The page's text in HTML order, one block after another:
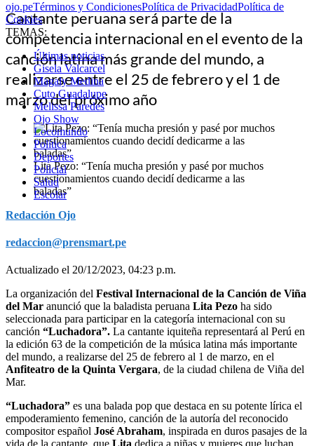
ojo.peTérminos y CondicionesPolítica de PrivacidadPolítica de
Cookies
TEMAS:
Últimas noticias
Gisela Valcarcel
Magaly Medina
Cuto Guadalupe
Melissa Paredes
Ojo Show
Locomundo
Política
Deportes
Policial
Salud
Escolar
Cantante peruana será parte de la
competencia internacional en el evento de la
canción latina más grande del mundo, a
realizarse entre el 25 de febrero y el 1 de
marzo del próximo año
Lita Pezo: “Tenía mucha presión y pasé por muchos
cuestionamientos cuando decidí dedicarme a las
baladas”
Redacción Ojo
redaccion@prensmart.pe
Actualizado el 20/12/2023, 04:23 p.m.
La organización del Festival Internacional de la Canción de Viña
del Mar anunció que la baladista peruana Lita Pezo ha sido
seleccionada para participar en la categoría internacional con su
canción “Luchadora”. La cantante iquiteña representará al Perú en
la edición 63 de la competición de la música latina más importante
del mundo, a realizarse del 25 de febrero al 1 de marzo, en el
Anfiteatro de la Quinta Vergara, de la ciudad chilena de Viña del
Mar.
“Luchadora” es una balada pop que destaca en su potente lírica el
empoderamiento femenino, canción de la autoría del reconocido
compositor español José Abraham, inspirada en duros pasajes de la
vida de la cantante, que Lita dedica a niñas y mujeres que luchan